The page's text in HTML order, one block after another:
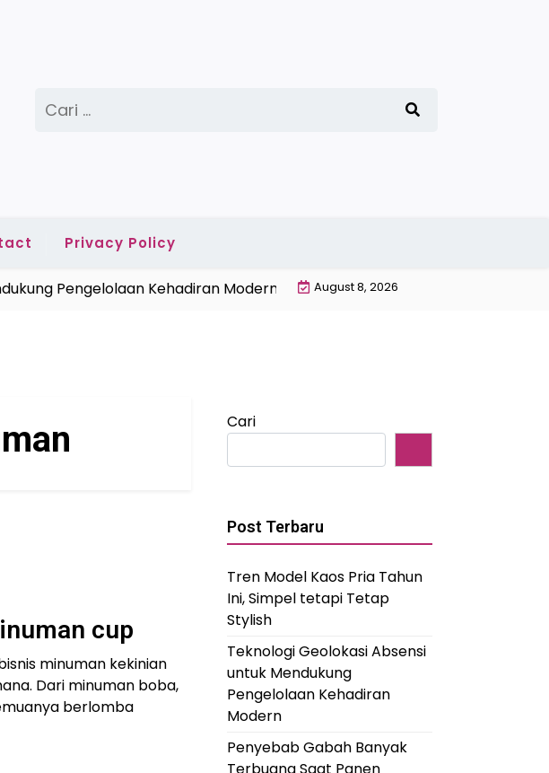
untuk:
Privacy Policy
Pengelolaan Kehadiran Modern | Penyebab Gabah Banyak Terbuang
August 8, 2026
cup
minuman kekinian
Dari minuman boba,
berlomba
Cari
Post Terbaru
Tren Model Kaos Pria Tahun
Ini, Simpel tetapi Tetap
Stylish
Teknologi Geolokasi Absensi
untuk Mendukung
Pengelolaan Kehadiran
Modern
Penyebab Gabah Banyak